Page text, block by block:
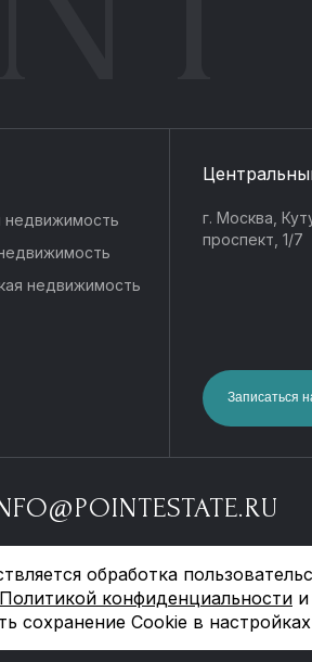
недвижимость
недвижимость
г. Москва,
проспект, 1/7
Записаться
обработки персональных
обработка
Политикой конфиденциальностии
сохранение Cookie в